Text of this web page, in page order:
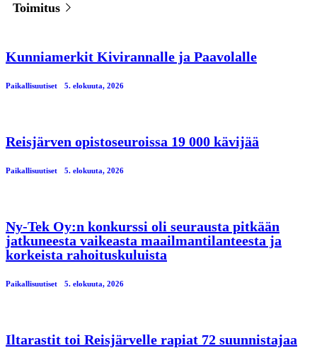
Toimitus
Kunniamerkit Kivirannalle ja Paavolalle
Paikallisuutiset 5. elokuuta, 2026
Reisjärven opistoseuroissa 19 000 kävijää
Paikallisuutiset 5. elokuuta, 2026
Ny-Tek Oy:n konkurssi oli seurausta pitkään
jatkuneesta vaikeasta maailmantilanteesta ja
korkeista rahoituskuluista
Paikallisuutiset 5. elokuuta, 2026
Iltarastit toi Reisjärvelle rapiat 72 suunnistajaa